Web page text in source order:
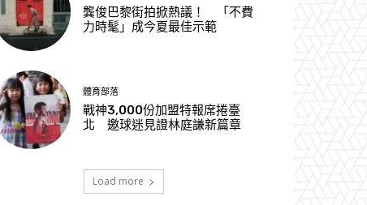
龔俊巴黎街拍掀熱議！ 「不費
力時髦」成今夏最佳示範
體育部落
戰神3,000份加盟特報席捲臺
北 邀球迷見證林庭謙新篇章
Load more